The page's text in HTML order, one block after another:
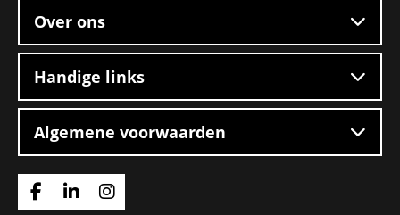
Over ons
Handige links
Algemene voorwaarden
Ga
Ga
Ga